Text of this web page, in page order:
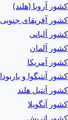
کشور آروبا (هلند)
کشور آفریقای جنوبی
کشور آلبانی
کشور آلمان
کشور آمریکا
کشور آنتیگوا و باربودا
کشور آنتیل هلند
کشور آنگویلا